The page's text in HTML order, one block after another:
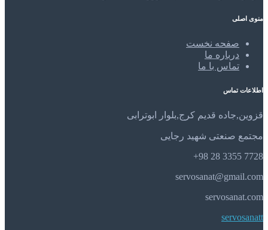
منوی اصلی
صفحه نخست
درباره ما
تماس با ما
اطلاعات تماس
قزوین,جاده قدیم کرج,بلوار ابوترابی
مجتمع صنعتی شهید رجایی
7728 3355 28 98+
servosanat@gmail.com
servosanat.com
servosanatt